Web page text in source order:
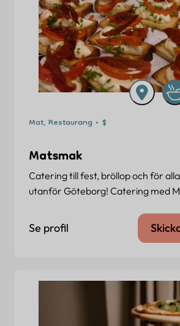
Mat, Restaurang • $
Matsmak
Catering till fest, bröllop och för
utanför Göteborg! Catering med
Se profil